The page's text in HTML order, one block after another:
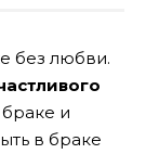
без любви.
и
в браке